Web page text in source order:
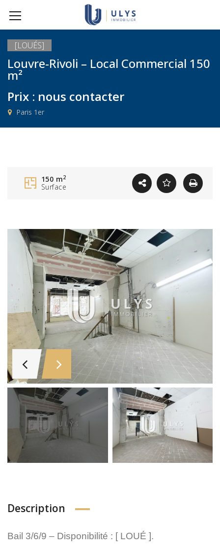
[LOUÉS]
Louvre-Rivoli – Local Commercial 150
m²
Prix : nous contacter
Paris 1er
150 m2
Surface
Description
Bail 3/6/9 – Disponibilité : [ LOUÉ ].